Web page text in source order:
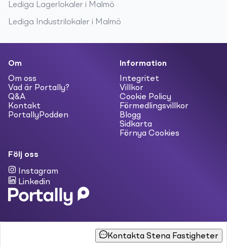
Lediga Lagerlokaler i Malmö
Lediga Industrilokaler i Malmö
Om
Om oss
Vad är Portally?
Q&A
Kontakt
PortallyPodden
Information
Integritet
Villkor
Cookie Policy
Förmedlingsvillkor
Blogg
Sidkarta
Förnya Cookies
Följ oss
Instagram
Linkedin
Kontakta Stena Fastigheter